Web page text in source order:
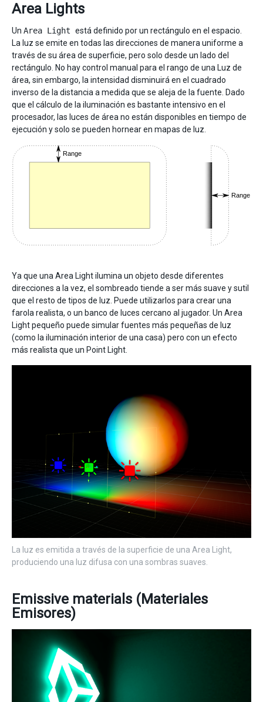
Area Lights
Un Area Light está definido por un rectángulo en el espacio.
La luz se emite en todas las direcciones de manera uniforme a
través de su área de superficie, pero solo desde un lado del
rectángulo. No hay control manual para el rango de una Luz de
área, sin embargo, la intensidad disminuirá en el cuadrado
inverso de la distancia a medida que se aleja de la fuente. Dado
que el cálculo de la iluminación es bastante intensivo en el
procesador, las luces de área no están disponibles en tiempo de
ejecución y solo se pueden hornear en mapas de luz.
Ya que una Area Light ilumina un objeto desde diferentes
direcciones a la vez, el sombreado tiende a ser más suave y sutil
que el resto de tipos de luz. Puede utilizarlos para crear una
farola realista, o un banco de luces cercano al jugador. Un Area
Light pequeño puede simular fuentes más pequeñas de luz
(como la iluminación interior de una casa) pero con un efecto
más realista que un Point Light.
La luz es emitida a través de la superficie de una Area Light,
produciendo una luz difusa con una sombras suaves.
Emissive materials (Materiales
Emisores)